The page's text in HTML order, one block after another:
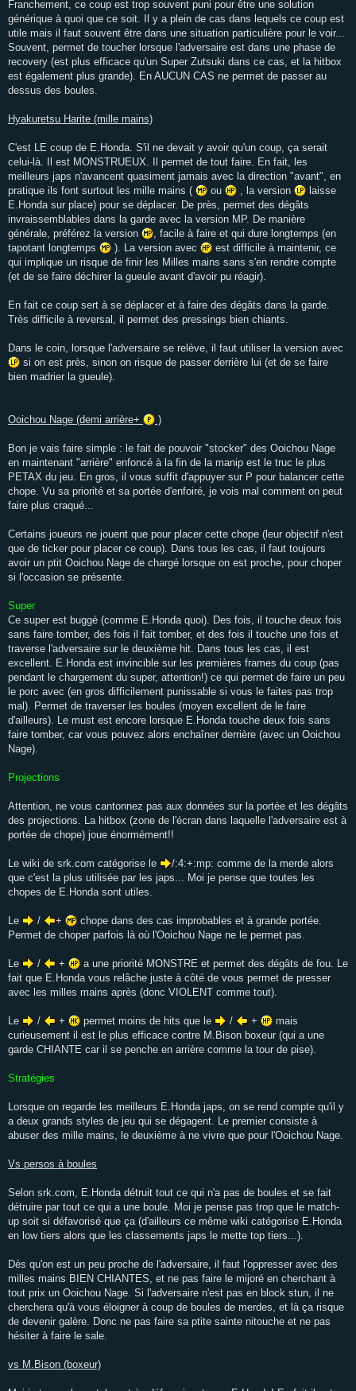
Franchement, ce coup est trop souvent puni pour être une solution
générique à quoi que ce soit. Il y a plein de cas dans lequels ce coup est
utile mais il faut souvent être dans une situation particulière pour le voir...
Souvent, permet de toucher lorsque l'adversaire est dans une phase de
recovery (est plus efficace qu'un Super Zutsuki dans ce cas, et la hitbox
est également plus grande). En AUCUN CAS ne permet de passer au
dessus des boules.
Hyakuretsu Harite (mille mains)
C'est LE coup de E.Honda. S'il ne devait y avoir qu'un coup, ça serait
celui-là. Il est MONSTRUEUX. Il permet de tout faire. En fait, les
meilleurs japs n'avancent quasiment jamais avec la direction "avant", en
pratique ils font surtout les mille mains (
ou , la version
laisse
E.Honda sur place) pour se déplacer. De près, permet des dégâts
invraissemblables dans la garde avec la version MP. De manière
générale, préférez la version
, facile à faire et qui dure longtemps (en
tapotant longtemps
). La version avec
est difficile à maintenir, ce
qui implique un risque de finir les Milles mains sans s'en rendre compte
(et de se faire déchirer la gueule avant d'avoir pu réagir).
En fait ce coup sert à se déplacer et à faire des dégâts dans la garde.
Très difficile à reversal, il permet des pressings bien chiants.
Dans le coin, lorsque l'adversaire se relève, il faut utiliser la version avec
si on est près, sinon on risque de passer derrière lui (et de se faire
bien madrier la gueule).
Ooichou Nage (demi arrière+ )
Bon je vais faire simple : le fait de pouvoir "stocker" des Ooichou Nage
en maintenant "arrière" enfoncé à la fin de la manip est le truc le plus
PETAX du jeu. En gros, il vous suffit d'appuyer sur P pour balancer cette
chope. Vu sa priorité et sa portée d'enfoiré, je vois mal comment on peut
faire plus craqué...
Certains joueurs ne jouent que pour placer cette chope (leur objectif n'est
que de ticker pour placer ce coup). Dans tous les cas, il faut toujours
avoir un ptit Ooichou Nage de chargé lorsque on est proche, pour choper
si l'occasion se présente.
Super
Ce super est buggé (comme E.Honda quoi). Des fois, il touche deux fois
sans faire tomber, des fois il fait tomber, et des fois il touche une fois et
traverse l'adversaire sur le deuxième hit. Dans tous les cas, il est
excellent. E.Honda est invincible sur les premières frames du coup (pas
pendant le chargement du super, attention!) ce qui permet de faire un peu
le porc avec (en gros difficilement punissable si vous le faites pas trop
mal). Permet de traverser les boules (moyen excellent de le faire
d'ailleurs). Le must est encore lorsque E.Honda touche deux fois sans
faire tomber, car vous pouvez alors enchaîner derrière (avec un Ooichou
Nage).
Projections
Attention, ne vous cantonnez pas aux données sur la portée et les dégâts
des projections. La hitbox (zone de l'écran dans laquelle l'adversaire est à
portée de chope) joue énormément!!
Le wiki de srk.com catégorise le
/:4:+:mp: comme de la merde alors
que c'est la plus utilisée par les japs... Moi je pense que toutes les
chopes de E.Honda sont utiles.
Le / +
chope dans des cas improbables et à grande portée.
Permet de choper parfois là où l'Ooichou Nage ne le permet pas.
Le / +
a une priorité MONSTRE et permet des dégâts de fou. Le
fait que E.Honda vous relâche juste à côté de vous permet de presser
avec les milles mains après (donc VIOLENT comme tout).
Le / + permet moins de hits que le / +
mais
curieusement il est le plus efficace contre M.Bison boxeur (qui a une
garde CHIANTE car il se penche en arrière comme la tour de pise).
Stratégies
Lorsque on regarde les meilleurs E.Honda japs, on se rend compte qu'il y
a deux grands styles de jeu qui se dégagent. Le premier consiste à
abuser des mille mains, le deuxième à ne vivre que pour l'Ooichou Nage.
Vs persos à boules
Selon srk.com, E.Honda détruit tout ce qui n'a pas de boules et se fait
détruire par tout ce qui a une boule. Moi je pense pas trop que le match-
up soit si défavorisé que ça (d'ailleurs ce même wiki catégorise E.Honda
en low tiers alors que les classements japs le mette top tiers...).
Dès qu'on est un peu proche de l'adversaire, il faut l'oppresser avec des
milles mains BIEN CHIANTES, et ne pas faire le mijoré en cherchant à
tout prix un Ooichou Nage. Si l'adversaire n'est pas en block stun, il ne
cherchera qu'à vous éloigner à coup de boules de merdes, et là ça risque
de devenir galère. Donc ne pas faire sa ptite sainte nitouche et ne pas
hésiter à faire le sale.
vs M.Bison (boxeur)